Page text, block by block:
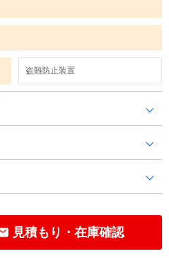
盗難防止装置
見積もり・在庫確認